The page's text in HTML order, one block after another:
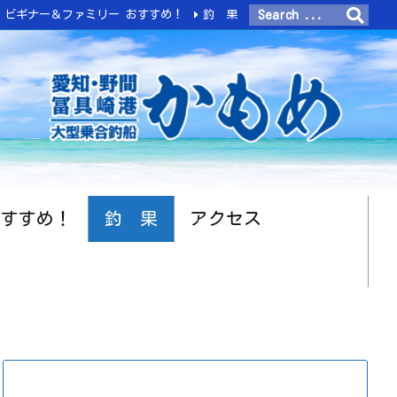
すめ！ 釣 果 アクセス
ビギナー＆ファミリー おすすめ！ 釣 果